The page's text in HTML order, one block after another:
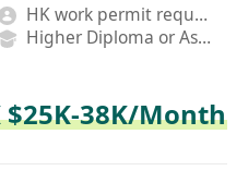
HK work permit required
Higher Diploma or Associate Degree
$25K-38K/Month